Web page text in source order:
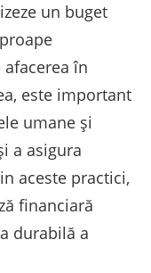
un buget
în
este important
umane și
a asigura
aceste practici,
financiară
durabilă a